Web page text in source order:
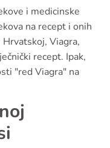
i medicinske
na recept i onih
Viagra,
recept. Ipak,
"red Viagra" na